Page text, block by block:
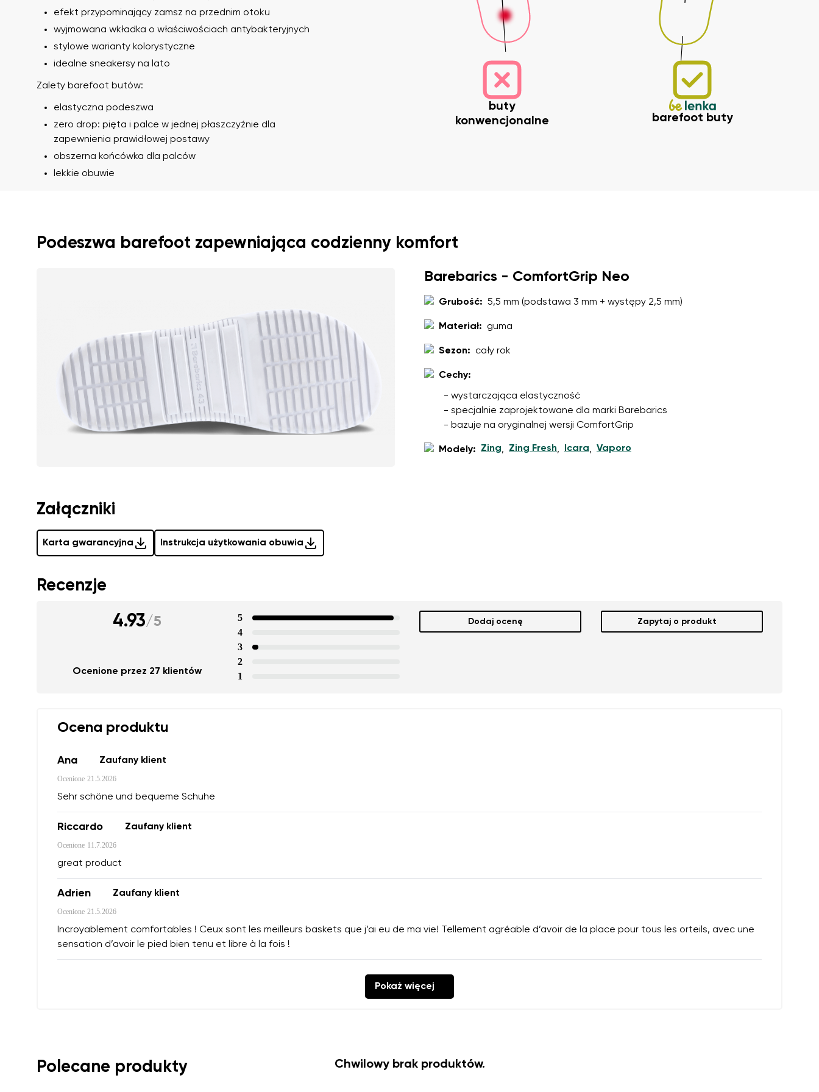
efekt przypominający zamsz na przednim otoku
wyjmowana wkładka o właściwościach antybakteryjnych
stylowe warianty kolorystyczne
idealne sneakersy na lato
Zalety barefoot butów:
elastyczna podeszwa
zero drop: pięta i palce w jednej płaszczyźnie dla
zapewnienia prawidłowej postawy
obszerna końcówka dla palców
lekkie obuwie
buty
konwencjonalne
barefoot buty
Podeszwa barefoot zapewniająca codzienny komfort
Barebarics - ComfortGrip Neo
Grubość: 5,5 mm (podstawa 3 mm + występy 2,5 mm)
Materiał: guma
Sezon: cały rok
Cechy:
- wystarczająca elastyczność
- specjalnie zaprojektowane dla marki Barebarics
- bazuje na oryginalnej wersji ComfortGrip
Modely: Zing, Zing Fresh, Icara, Vaporo
Załączniki
Karta gwarancyjna Instrukcja użytkowania obuwia
Wyrażam zgodę na przetwarzanie moich danych osobowych w rozumieniu
Recenzje
4.93/5
Ocenione przez 27 klientów
5
4
3
2
1
Dodaj ocenę Zapytaj o produkt
Ocena produktu
Ana Zaufany klient
Ocenione 21.5.2026
Sehr schöne und bequeme Schuhe
Riccardo Zaufany klient
Ocenione 11.7.2026
great product
Adrien Zaufany klient
Ocenione 21.5.2026
Incroyablement comfortables ! Ceux sont les meilleurs baskets que j’ai eu de ma vie! Tellement agréable d’avoir de la place pour tous les orteils, avec une
sensation d’avoir le pied bien tenu et libre à la fois !
Pokaż więcej
Imię
Ocena
Wyrażam zgodę na przetwarzanie moich danych osobowych w rozumieniu
Polecane produkty Chwilowy brak produktów.